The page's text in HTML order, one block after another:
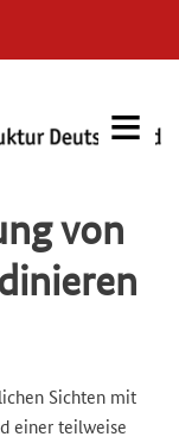
von
Sichten mit
einer teilweise